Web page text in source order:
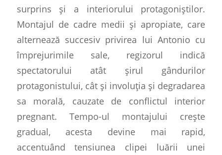
surprins și a interiorului protagoniștilor.
Montajul de cadre medii și apropiate, care
alternează succesiv privirea lui Antonio cu
împrejurimile sale, regizorul indică
spectatorului atât șirul gândurilor
protagonistului, cât și involuția și degradarea
sa morală, cauzate de conflictul interior
pregnant. Tempo-ul montajului crește
gradual, acesta devine mai rapid,
accentuând tensiunea clipei luării unei